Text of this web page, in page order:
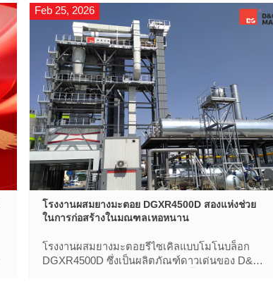
แข็งแกร่งในการผลิตอัจฉริยะขั้นสูง D&G
Machinery ได้ฉีดแรงผลักดันใหม่ให้กับโครงสร้าง
พื้นฐาน
Feb 25, 2026
โรงงานผสมยางมะตอย DGXR4500D สองแห่งช่วย
ในการก่อสร้างในมณฑลเหอหนาน
โรงงานผสมยางมะตอยรีไซเคิลแบบโมโนบล็อก
DGXR4500D ซึ่งเป็นผลิตภัณฑ์ดาวเด่นของ D&G